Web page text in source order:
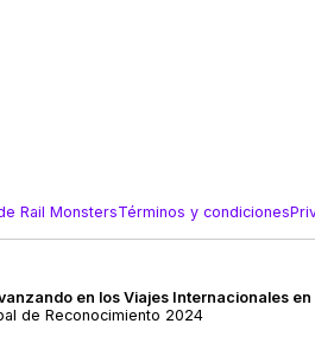
Rail MonstersTérminos y condiciones
en los Viajes Internacionales en
de Reconocimiento 2024